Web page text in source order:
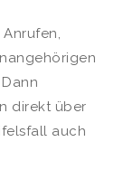
direkt über
auch